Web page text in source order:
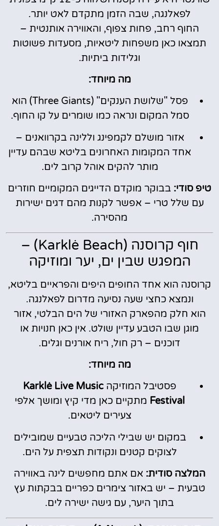
לפאלנגה, שבה הזמן מתקדם לאט יותר.
החוף רחב, פחות צפוף, והאווירה אותנטית –
תמצאו כאן משפחות ליטאיות, מסעדות פשוטות
וגלידות ביתיות.
מה מיוחד:
פסל "שלושת הענקים" (Three Giants) הוא
סמל המקום ונראה כמו שומרים על קו החוף.
אזור מושלם לקמפינג וללינה בקרוואנים –
אחד המקומות האחרונים בליטא שבהם עדיין
מותר להקים אוהל קרוב לים.
טיפ סודי: בבוקר מוקדם הדייגים המקומיים חוזרים
עם שלל טרי – אפשר לקנות מהם דגים ישירות
מהסירה.
חוף קרוסנה (Karklė Beach) –
המפגש שבין ים, יער ומוזיקה
קרוסנה הוא אחד החופים היפים והפראיים בליטא,
ונמצא כחצי שעה נסיעה מדרום לפאלנגה.
הוא חלק מהפארק האזורי של הים הבלטי, אזור
מוגן שבו הטבע עדיין שולט. אין כאן חנויות או
דוכנים – רק חול, ריח אורנים וגלים.
מה מיוחד:
פסטיבל המוזיקה Karklė Live Music
Festival מתקיים כאן מדי קיץ ומושך אלפי
צעירים ליטאים.
במקום יש שבילי הליכה טבעיים שמובילים
לצוקים קטנים ונקודות תצפית על הים.
המלצה סודית: אם אתם מחפשים לינה באווירה
טבעית – יש באזור צימרים כפריים בבקתות עץ
בתוך היער, עם גישה ישירה לים.